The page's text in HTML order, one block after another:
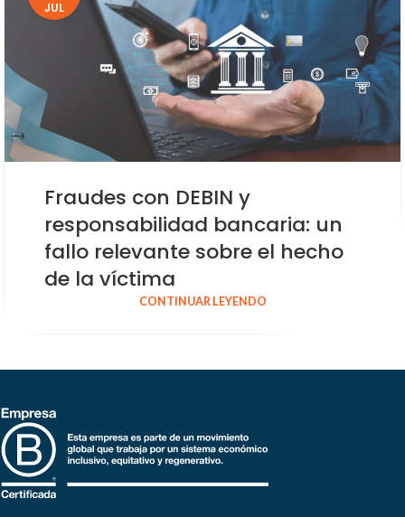
JUL
Fraudes con DEBIN y
responsabilidad bancaria: un
fallo relevante sobre el hecho
de la víctima
CONTINUAR LEYENDO